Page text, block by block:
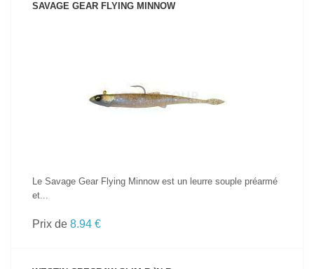
SAVAGE GEAR FLYING MINNOW
Le Savage Gear Flying Minnow est un leurre souple préarmé
et...
Prix de 8.94 €